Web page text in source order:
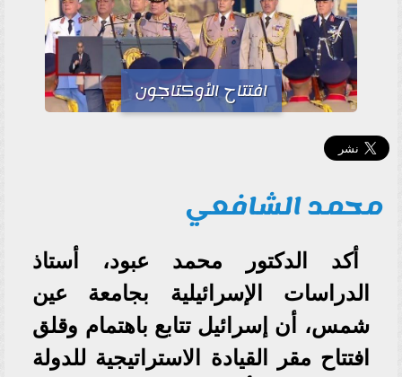
افتتاح الأوكتاجون
محمد الشافعي
أكد الدكتور محمد عبود، أستاذ
الدراسات الإسرائيلية بجامعة عين
شمس، أن إسرائيل تتابع باهتمام وقلق
افتتاح مقر القيادة الاستراتيجية للدولة